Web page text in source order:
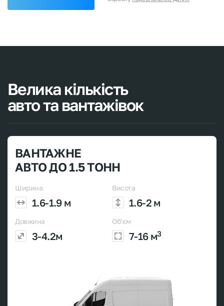
Велика кількість
автота вантажівок
ВАНТАЖНЕ
АВТО ДО 1.5 ТОНН
Ширина
1.6-1.9 м
Висота
1.6-2 м
Довжина
3-4.2м
Об’єм
7-16 м3